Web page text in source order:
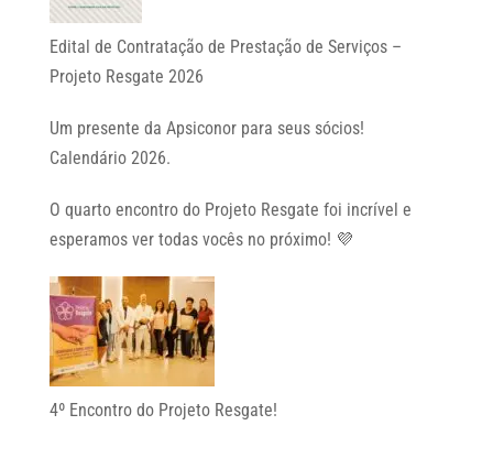
Edital de Contratação de Prestação de Serviços –
Projeto Resgate 2026
Um presente da Apsiconor para seus sócios!
Calendário 2026.
O quarto encontro do Projeto Resgate foi incrível e
esperamos ver todas vocês no próximo! 💜
4º Encontro do Projeto Resgate!